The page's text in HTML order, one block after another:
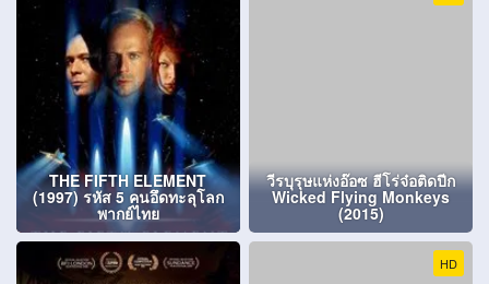
THE FIFTH ELEMENT
(1997) รหัส 5 คนอึดทะลุโลก
พากย์ไทย
วีรบุรุษแห่งอ๊อซ ฮีโร่จ๋อติดปีก
Wicked Flying Monkeys
(2015)
HD